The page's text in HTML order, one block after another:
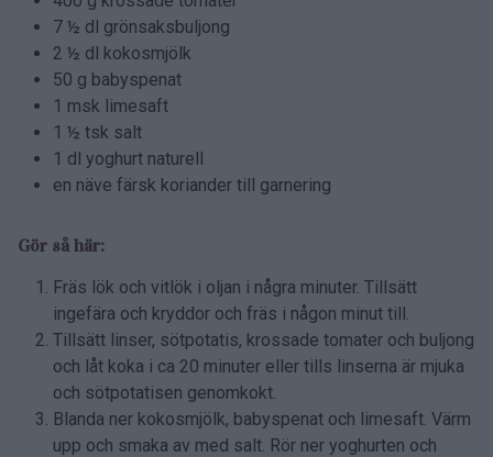
7 ½ dl grönsaksbuljong
2 ½ dl kokosmjölk
50 g babyspenat
1 msk limesaft
1 ½ tsk salt
1 dl yoghurt naturell
en näve färsk koriander till garnering
Gör så här:
Fräs lök och vitlök i oljan i några minuter. Tillsätt
ingefära och kryddor och fräs i någon minut till.
Tillsätt linser, sötpotatis, krossade tomater och buljong
och låt koka i ca 20 minuter eller tills linserna är mjuka
och sötpotatisen genomkokt.
Blanda ner kokosmjölk, babyspenat och limesaft. Värm
upp och smaka av med salt. Rör ner yoghurten och